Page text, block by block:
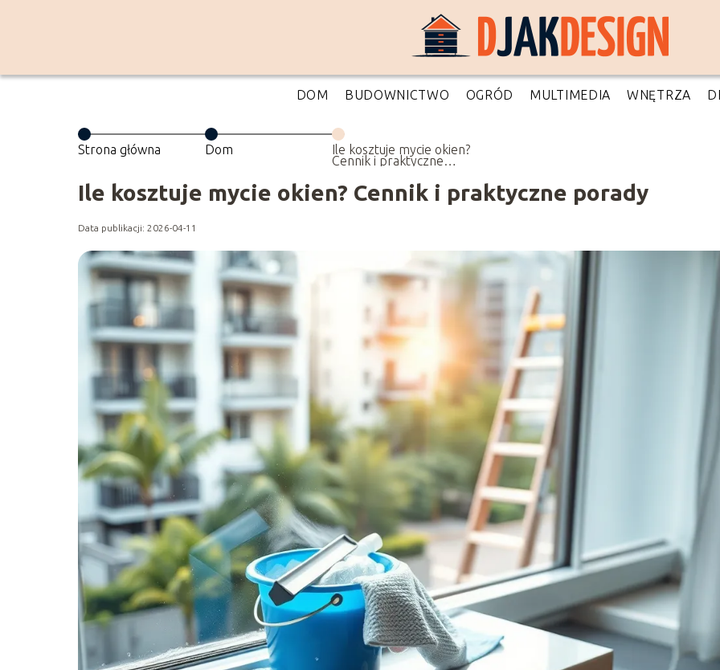
DOM BUDOWNICTWO OGRÓD MULTIMEDIA WNĘTRZA
Strona główna Dom Ile kosztuje mycie okien?
Cennik i praktyczne
Ile kosztuje mycie okien? Cennik i praktyczne porady
Data publikacji: 2026-04-11